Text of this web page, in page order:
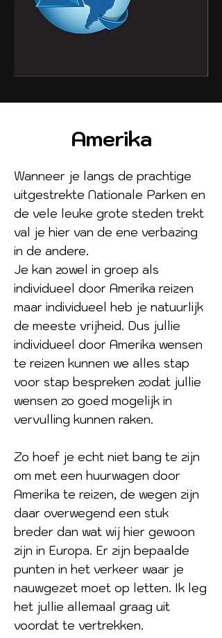
​Amerika
Wanneer je langs de prachtige
uitgestrekte Nationale Parken en
de vele leuke grote steden trekt
val je hier van de ene verbazing
in de andere.
Je kan zowel in groep als
individueel door Amerika reizen
maar individueel heb je natuurlijk
de meeste vrijheid. Dus jullie
individueel door Amerika wensen
te reizen kunnen we alles stap
voor stap bespreken zodat jullie
wensen zo goed mogelijk in
vervulling kunnen raken.
Zo hoef je echt niet bang te zijn
om met een huurwagen door
Amerika te reizen, de wegen zijn
daar overwegend een stuk
breder dan wat wij hier gewoon
zijn in Europa. Er zijn bepaalde
punten in het verkeer waar je
nauwgezet moet op letten. Ik leg
het jullie allemaal graag uit
voordat te vertrekken.